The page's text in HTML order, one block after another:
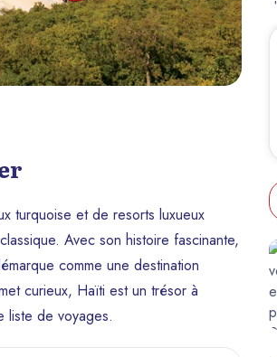
turquoise et de resorts luxueux
Avec son histoire fascinante,
comme une destination
curieux, Haïti est un trésor à
liste de voyages.